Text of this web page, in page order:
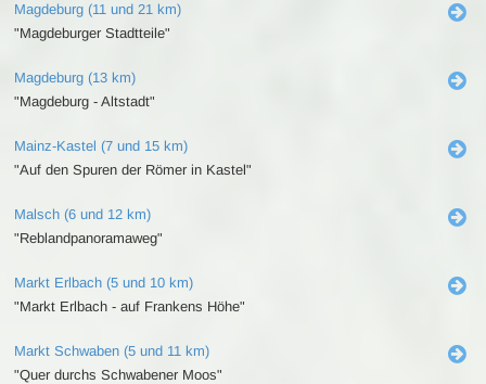
Magdeburg (11 und 21 km)
"Magdeburger Stadtteile"
Magdeburg (13 km)
"Magdeburg - Altstadt"
Mainz-Kastel (7 und 15 km)
"Auf den Spuren der Römer in Kastel"
Malsch (6 und 12 km)
"Reblandpanoramaweg"
Markt Erlbach (5 und 10 km)
"Markt Erlbach - auf Frankens Höhe"
Markt Schwaben (5 und 11 km)
"Quer durchs Schwabener Moos"